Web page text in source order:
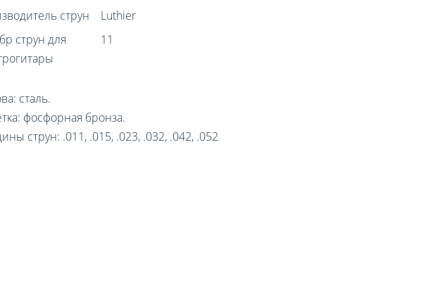
струн
Luthier
струн для
11
сталь.
фосфорная бронза.
струн: .011, .015, .023, .032, .042, .052